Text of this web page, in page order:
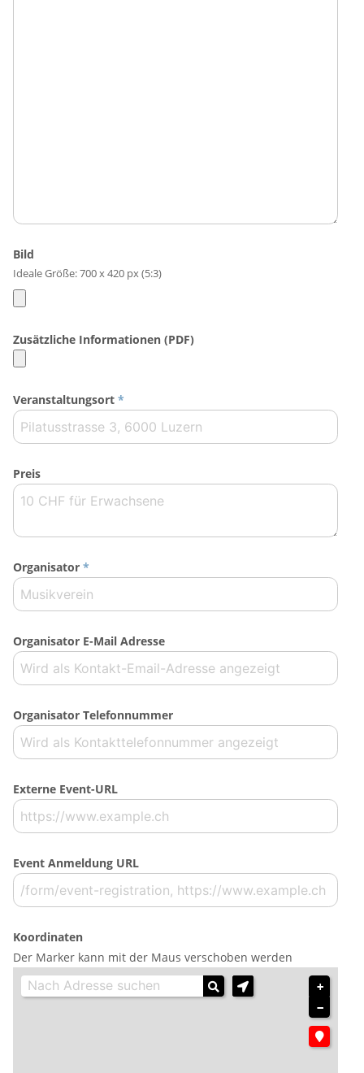
Bild
Ideale Größe: 700 x 420 px (5:3)
Zusätzliche Informationen (PDF)
Veranstaltungsort *
Preis
Organisator *
Organisator E-Mail Adresse
Organisator Telefonnummer
Externe Event-URL
Event Anmeldung URL
Koordinaten
Der Marker kann mit der Maus verschoben werden
+
−